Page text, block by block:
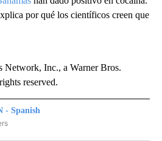
por qué los científicos creen que
Inc., a Warner Bros.
reserved.
- Spanish
SPANISH" TO RECEIVE NOTIFICATIONS ABOUT